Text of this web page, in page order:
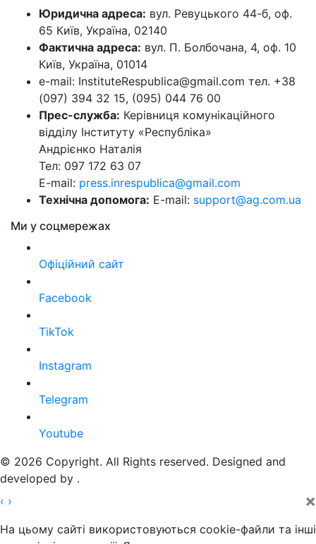
Юридична адреса: вул. Ревуцького 44-б, оф.
65 Київ, Україна, 02140
Фактична адреса: вул. П. Болбочана, 4, оф. 10
Київ, Україна, 01014
e-mail: InstituteRespublica@gmail.com тел. +38
(097) 394 32 15, (095) 044 76 00
Прес-служба: Керівниця комунікаційного
відділу Інституту «Республіка»
Андрієнко Наталія
Тел: 097 172 63 07
E-mail: press.inrespublica@gmail.com
Технічна допомога: E-mail: support@ag.com.ua
Ми у соцмережах
Офіційний сайт
Facebook
TikTok
Instagram
Telegram
Youtube
© 2026 Copyright. All Rights reserved. Designed and
developed by .
‹ › ×
На цьому сайті використовуються cookie-файли та інші